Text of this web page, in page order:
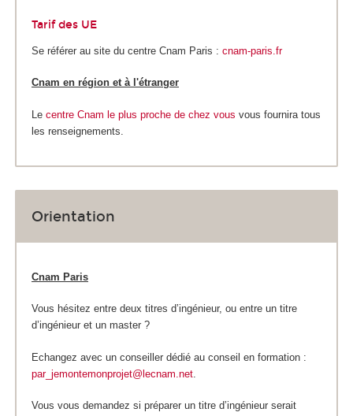
Tarif des UE
Se référer au site du centre Cnam Paris : cnam-paris.fr
Cnam en région et à l'étranger
Le centre Cnam le plus proche de chez vous vous fournira tous
les renseignements.
Orientation
Cnam Paris
Vous hésitez entre deux titres d’ingénieur, ou entre un titre
d’ingénieur et un master ?
Echangez avec un conseiller dédié au conseil en formation :
par_jemontemonprojet@lecnam.net
Vous vous demandez si préparer un titre d’ingénieur serait